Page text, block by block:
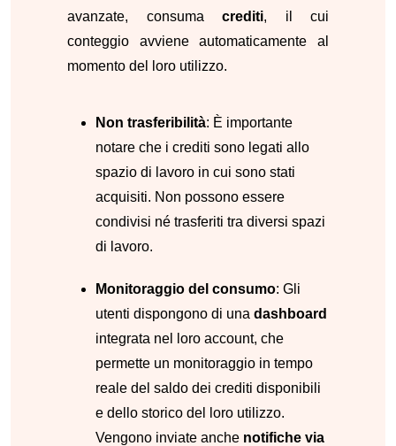
avanzate, consuma crediti, il cui
conteggio avviene automaticamente al
momento del loro utilizzo.
Non trasferibilità: È importante
notare che i crediti sono legati allo
spazio di lavoro in cui sono stati
acquisiti. Non possono essere
condivisi né trasferiti tra diversi spazi
di lavoro.
Monitoraggio del consumo: Gli
utenti dispongono di una dashboard
integrata nel loro account, che
permette un monitoraggio in tempo
reale del saldo dei crediti disponibili
e dello storico del loro utilizzo.
Vengono inviate anche notifiche via